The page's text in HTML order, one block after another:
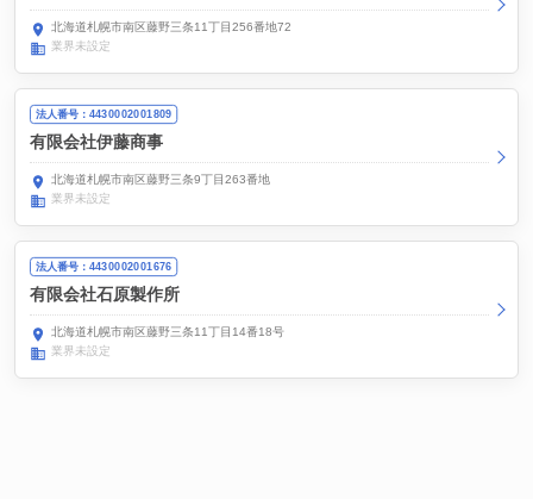
北海道札幌市南区藤野三条11丁目256番地72
業界未設定
法人番号：4430002001809
有限会社伊藤商事
北海道札幌市南区藤野三条9丁目263番地
業界未設定
法人番号：4430002001676
有限会社石原製作所
北海道札幌市南区藤野三条11丁目14番18号
業界未設定